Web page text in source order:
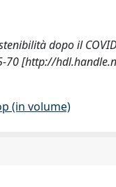
dopo il
70 [http://
(in volume)